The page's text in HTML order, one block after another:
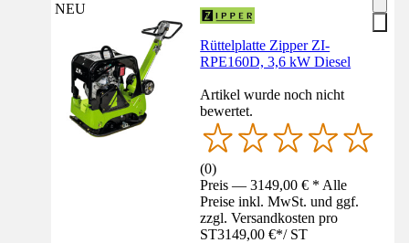
NEU
Rüttelplatte Zipper ZI-
RPE160D, 3,6 kW Diesel
Artikel wurde noch nicht
bewertet.
(0)
Preis — 3149,00 € * Alle
Preise inkl. MwSt. und ggf.
zzgl. Versandkosten pro
ST3149,00 €*/ ST